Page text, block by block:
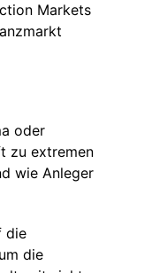
Markets
oder
zu extremen
wie Anleger
die
die